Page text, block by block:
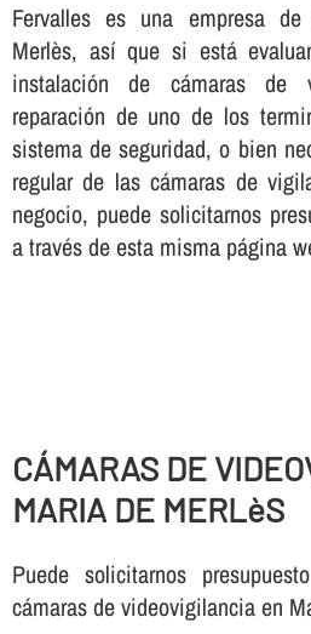
Fervalles es una empresa
Merlès, así­ que si está
instalación de cámaras de
reparación de uno de los
sistema de seguridad, o bien
regular de las cámaras de
negocio, puede solicitarnos
a través de esta misma página
CÁMARAS DE
MARIA DE MERLèS
Puede solicitarnos
cámaras de videovigilancia en